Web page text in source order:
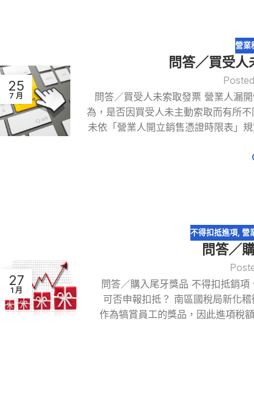
25
7 月
營業
問答／買受人
問答／買受人未索取發票 營業人漏
為，是否因買受人未主動索取而有所
未依「營業人開立銷售憑證時限表」
27
1 月
不得扣抵進項,營
問答／
問答／購入尾牙獎品 不得扣抵銷
可否申報扣抵？ 南區國稅局新化
作為犒賞員工的獎品，因此進項稅